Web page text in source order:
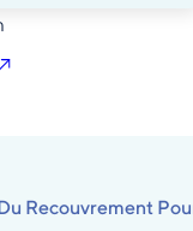
Recouvrement